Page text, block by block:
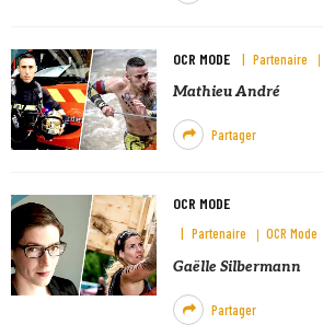
OCR MODE Partenaire
Mathieu André
Partager
OCR MODE
Partenaire OCR Mode
Gaëlle Silbermann
Partager